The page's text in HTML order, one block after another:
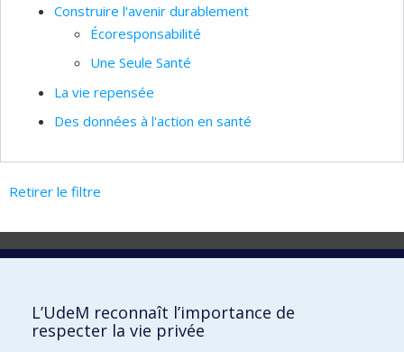
Construire l'avenir durablement
Écoresponsabilité
Une Seule Santé
La vie repensée
Des données à l'action en santé
Retirer le filtre
Laboratoire d'innovation
Vice-rectorat aux affaires étudiantes et aux études
L’UdeM reconnaît l’importance de
respecter la vie privée